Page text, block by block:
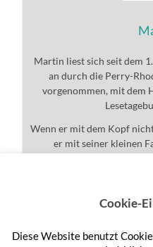
Martin liest sich seit dem
an durch die Perry-
vorgenommen, mit dem
Wenn er mit dem Kopf
er mit seiner kleinen
Anmelden
Cookie-
Diese Website benutzt